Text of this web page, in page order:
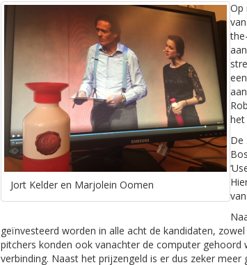
Jort Kelder en Marjolein Oomen
Op
het
De
geïnvesteerd worden in alle acht de kandidaten,
pitchers konden ook vanachter de computer gehoord
verbinding. Naast het prijzengeld is er dus zeker